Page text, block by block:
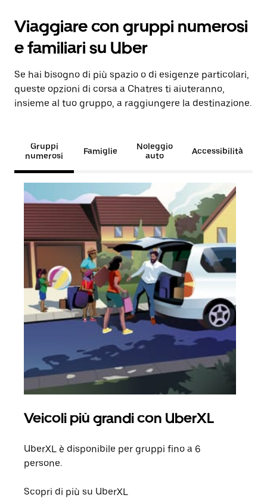
Viaggiare con gruppi numerosi
e familiari su Uber
Se hai bisogno di più spazio o di esigenze particolari,
queste opzioni di corsa a Chatres ti aiuteranno,
insieme al tuo gruppo, a raggiungere la destinazione.
Gruppi
numerosi
Famiglie
Noleggio
auto
Accessibilità
Veicoli più grandi con UberXL
UberXL è disponibile per gruppi fino a 6
persone.
Scopri di più su UberXL